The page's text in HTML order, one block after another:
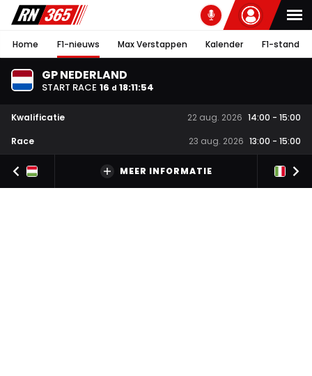
Home F1-nieuws Max Verstappen Kalender F1-stand
GP NEDERLAND
START RACE 16 d 18:11:53
Kwalificatie 22 aug. 2026 14:00 - 15:00
Race
23 aug. 2026 13:00 - 15:00
MEER INFORMATIE